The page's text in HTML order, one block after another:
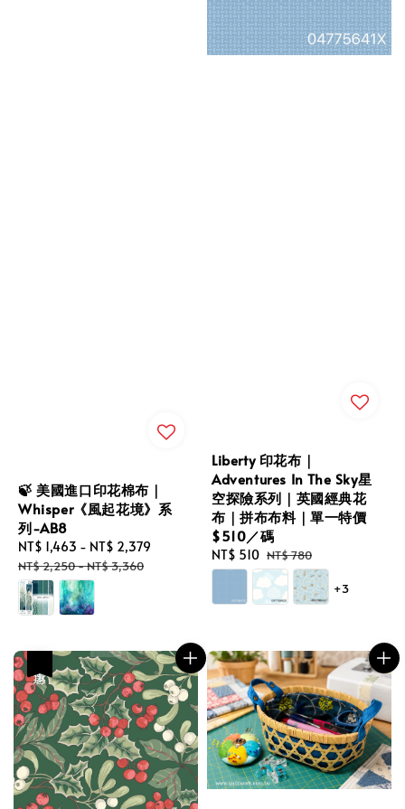
🍃 美國進口印花棉布｜
Whisper《風起花境》系
列-AB8
Sale
price
NT$ 1,463 - NT$ 2,379
NT$ 2,250-NT$ 3,360
Liberty 印花布｜
Adventures In The Sky星
空探險系列｜英國經典花
布｜拼布布料｜單一特價
$510／碼
Sale
price
NT$ 510 Regular
price
NT$ 780
+3